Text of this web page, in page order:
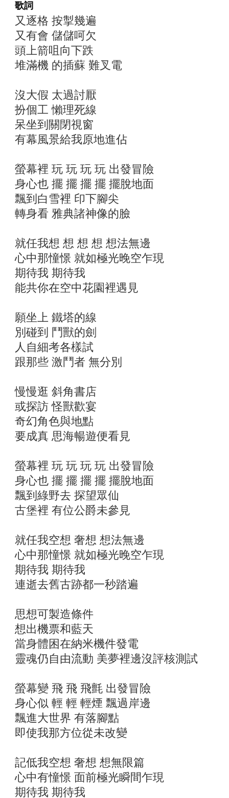
歌詞
又逐格 按掣幾遍
又有會 儲儲呵欠
頭上箭咀向下跌
堆滿機 的插蘇 難叉電
沒大假 太過討厭
扮個工 懶理死線
呆坐到關閉視窗
有幕風景給我原地進佔
螢幕裡 玩 玩 玩 玩 出發冒險
身心也 擺 擺 擺 擺 擺脫地面
飄到白雪裡 印下腳尖
轉身看 雅典諸神像的臉
就任我想 想 想 想 想法無邊
心中那憧憬 就如極光晚空乍現
期待我 期待我
能共你在空中花園裡遇見
願坐上 鐵塔的線
別碰到 鬥獸的劍
人自細考各樣試
跟那些 激鬥者 無分別
慢慢逛 斜角書店
或探訪 怪獸歡宴
奇幻角色與地點
要成真 思海暢遊便看見
螢幕裡 玩 玩 玩 玩 出發冒險
身心也 擺 擺 擺 擺 擺脫地面
飄到綠野去 探望眾仙
古堡裡 有位公爵未參見
就任我空想 奢想 想法無邊
心中那憧憬 就如極光晚空乍現
期待我 期待我
連逝去舊古跡都一秒踏遍
思想可製造條件
想出機票和藍天
當身體困在納米機件發電
靈魂仍自由流動 美夢裡邊沒評核測試
螢幕變 飛 飛 飛氈 出發冒險
身心似 輕 輕 輕煙 飄過岸邊
飄進大世界 有落腳點
即使我那方位從未改變
記低我空想 奢想 想無限篇
心中有憧憬 面前極光瞬間乍現
期待我 期待我